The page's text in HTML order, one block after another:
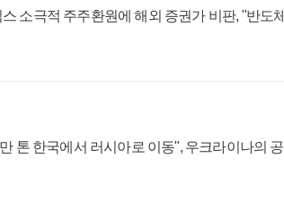
소극적 주주환원에 해외 증권가 비판, "반도체
톤 한국에서 러시아로 이동", 우크라이나의 공